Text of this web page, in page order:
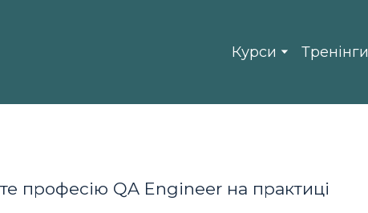
Курси Тренінги
професію QA Engineer на практиці